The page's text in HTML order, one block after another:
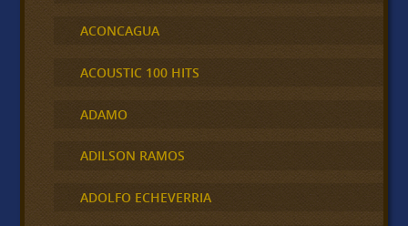
ACONCAGUA
ACOUSTIC 100 HITS
ADAMO
ADILSON RAMOS
ADOLFO ECHEVERRIA